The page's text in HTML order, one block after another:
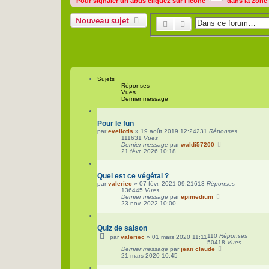
Nouveau sujet RechercherRecherche avancée
Sujets
Réponses
Vues
Dernier message
Pour le fun
par eveliotis » 19 août 2019 12:24231 Réponses
111631 Vues
Dernier message par waldi57200
21 févr. 2026 10:18
Quel est ce végétal ?
par valeriec » 07 févr. 2021 09:21613 Réponses
136445 Vues
Dernier message par epimedium
23 nov. 2022 10:00
Quiz de saison
par valeriec » 01 mars 2020 11:11 110 Réponses
50418 Vues
Dernier message par jean claude
21 mars 2020 10:45